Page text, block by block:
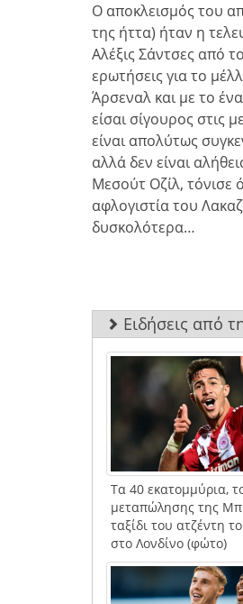
Ο αποκλεισμός του
της ήττα) ήταν η
Αλέξις Σάντσες από
ερωτήσεις για το
Άρσεναλ και με το
είσαι σίγουρος στις
είναι απολύτως
αλλά δεν είναι
Μεσούτ Οζίλ, τόνισε
αφλογιστία του
δυσκολότερα…
Ειδήσεις από
Τα 40 εκατομμύρια,
μεταπώλησης της
ταξίδι του ατζέντη
στο Λονδίνο (φώτο)